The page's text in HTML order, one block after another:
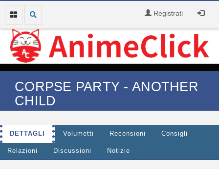
Registrati
CORPSE PARTY - ANOTHER
CHILD
DETTAGLI Volumetti Recensioni Consigli
Relazioni Discussioni Notizie